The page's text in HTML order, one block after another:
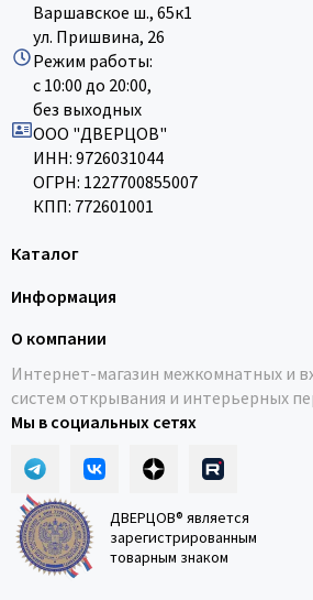
Варшавское ш., 65к1
ул. Пришвина, 26
Режим работы:
с 10:00 до 20:00,
без выходных
ООО "ДВЕРЦОВ"
ИНН: 9726031044
ОГРН: 1227700855007
КПП: 772601001
Каталог
Информация
О компании
Интернет-магазин межкомнатных и
систем открывания и интерьерных
Мы в социальных сетях
ДВЕРЦОВ® является
зарегистрированным
товарным знаком